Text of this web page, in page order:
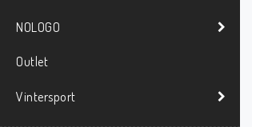
NOLOGO
Outlet
Vintersport